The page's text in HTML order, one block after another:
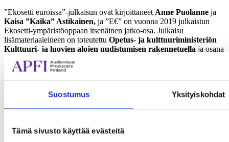
Suostumus Yksityiskohdat
Tämä sivusto käyttää evästeitä
”Ekosetti euroissa”-julkaisun ovat kirjoittaneet Anne Puolanne ja
Kaisa ”Kaika” Astikainen, ja ”E€” on vuonna 2019 julkaistun
Ekosetti-ympäristöoppaan itsenäinen jatko-osa. Julkaisu
lisämateriaaleineen on toteutettu Opetus- ja kulttuuriministeriön
Kulttuuri- ja luovien alojen uudistumisen rakennetuella ja osana
vastuullisuushanketta
suomeksi ja englanniksi. Pian sivuille julkaistaan myös Ekosetti
Katso tallenneE€:n julkaisutilaisuudesta ti 4.2.2025 (kesto 29 min).